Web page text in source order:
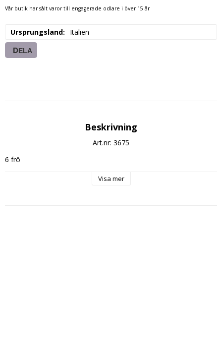
Vår butik har sålt varor till engagerade odlare i över 15 år
Ursprungsland Italien
DELA
Beskrivning
Art.nr: 3675
6 frö
Visa mer